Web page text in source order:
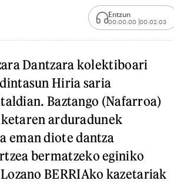
Entzun
00:00:00 00:02:03
Dantzara kolektiboari
Hiria saria
Baztango (Nafarroa)
arduradunek
eman diote dantza
bermatzeko eginiko
BERRIAko kazetariak